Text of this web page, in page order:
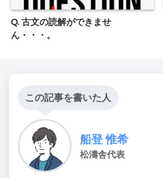
Q. 古文の読解ができませ
ん・・・。
この記事を書いた人
船登 惟希
松濤舎代表